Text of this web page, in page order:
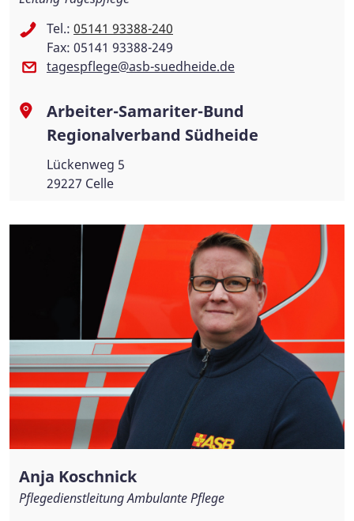
Tel.: 05141 93388-240
Fax: 05141 93388-249
tagespflege@asb-suedheide.de
Arbeiter-Samariter-Bund
Regionalverband Südheide
Lückenweg 5
29227 Celle
Anja Koschnick
Pflegedienstleitung Ambulante Pflege